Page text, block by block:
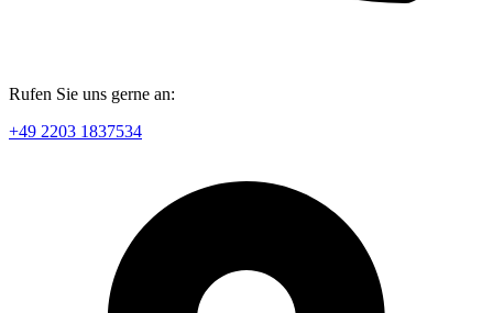
Rufen Sie uns gerne an:
+49 2203 1837534